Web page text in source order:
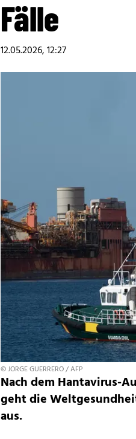
Fälle
12.05.2026, 12:27
© JORGE GUERRERO / AFP
Nach dem Hantavirus-
geht die
aus.